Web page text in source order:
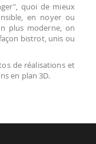
quoi de mieux
en noyer ou
plus moderne, on
bistrot, unis ou
de réalisations et
en plan 3D.